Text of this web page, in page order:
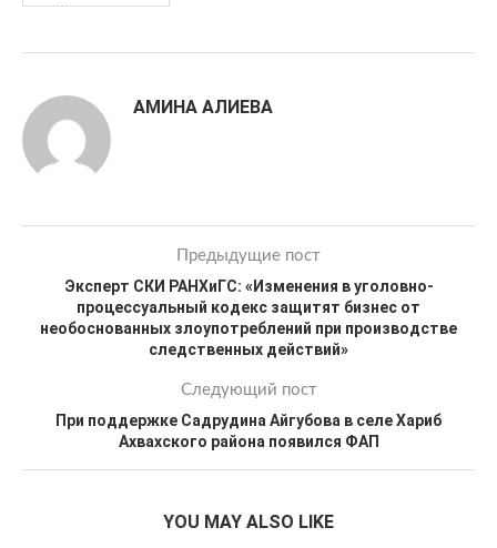
АМИНА АЛИЕВА
Предыдущие пост
Эксперт СКИ РАНХиГС: «Изменения в уголовно-
процессуальный кодекс защитят бизнес от
необоснованных злоупотреблений при производстве
следственных действий»
Следующий пост
При поддержке Садрудина Айгубова в селе Хариб
Ахвахского района появился ФАП
YOU MAY ALSO LIKE